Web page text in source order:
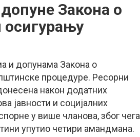
Закона о
и допунама Закона о
процедуре. Ресорни
након додатних
јавности и социјалних
у више чланова, због чега
упутио четири амандмана.